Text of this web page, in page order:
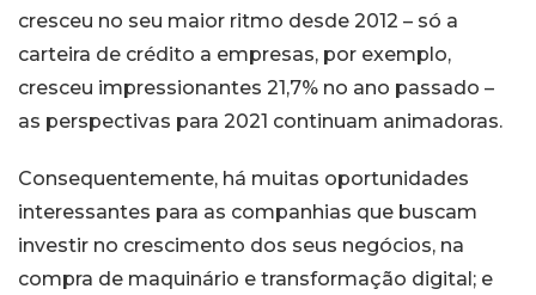
cresceu no seu maior ritmo desde 2012 – só a
carteira de crédito a empresas, por exemplo,
cresceu impressionantes 21,7% no ano passado –
as perspectivas para 2021 continuam animadoras.
Consequentemente, há muitas oportunidades
interessantes para as companhias que buscam
investir no crescimento dos seus negócios, na
compra de maquinário e transformação digital; e